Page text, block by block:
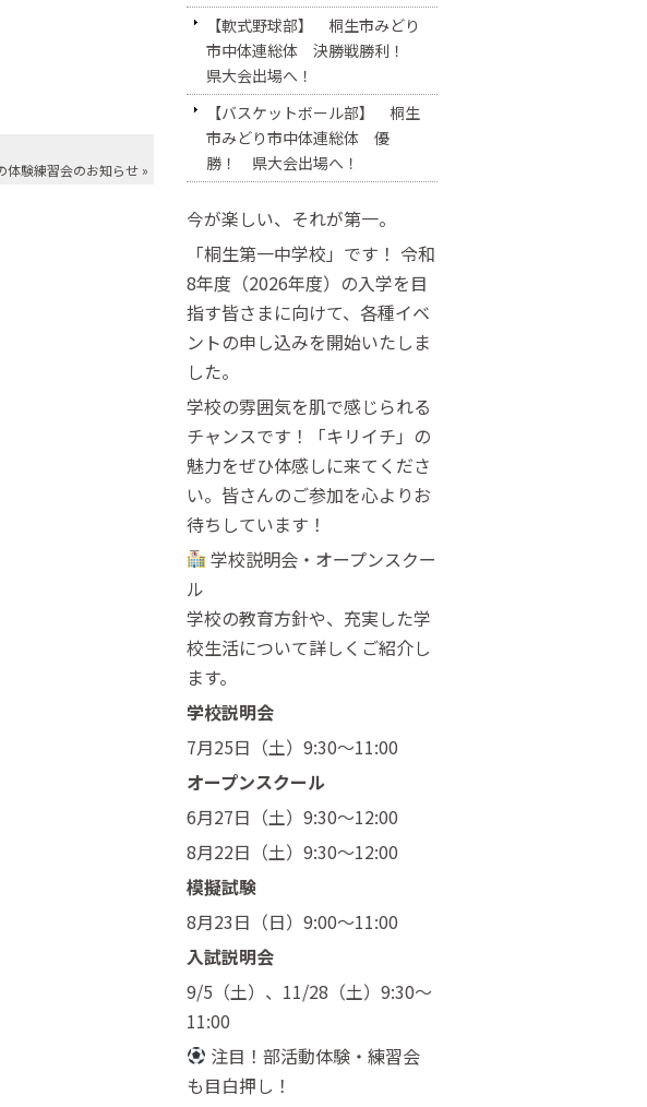
体験練習会のお知らせ »
【軟式野球部】 桐生市みどり
市中体連総体 決勝戦勝利！
県大会出場へ！
【バスケットボール部】 桐生
市みどり市中体連総体 優
勝！ 県大会出場へ！
今が楽しい、それが第一。
「桐生第一中学校」です！ 令和
8年度（2026年度）の入学を目
指す皆さまに向けて、各種イベ
ントの申し込みを開始いたしま
した。
学校の雰囲気を肌で感じられる
チャンスです！「キリイチ」の
魅力をぜひ体感しに来てくださ
い。皆さんのご参加を心よりお
待ちしています！
学校説明会・オープンスクー
ル
学校の教育方針や、充実した学
校生活について詳しくご紹介し
ます。
学校説明会
7月25日（土）9:30〜11:00
オープンスクール
6月27日（土）9:30〜12:00
8月22日（土）9:30〜12:00
模擬試験
8月23日（日）9:00〜11:00
入試説明会
9/5（土）、11/28（土）9:30〜
11:00
注目！部活動体験・練習会
も目白押し！